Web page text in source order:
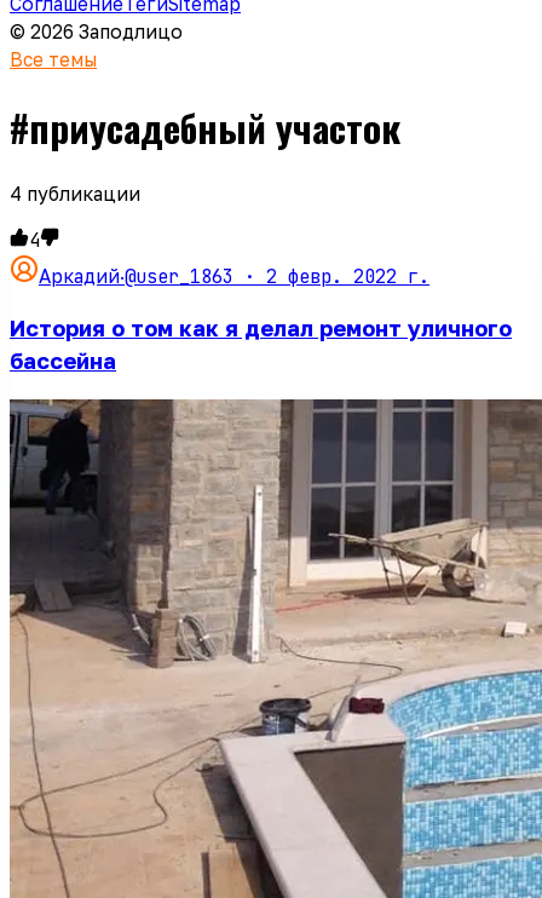
© 2026 Заподлицо
Все темы
#приусадебный участок
4 публикации
4
Аркадий·@user_1863 · 2 февр. 2022 г.
История о том как я делал ремонт уличного
бассейна